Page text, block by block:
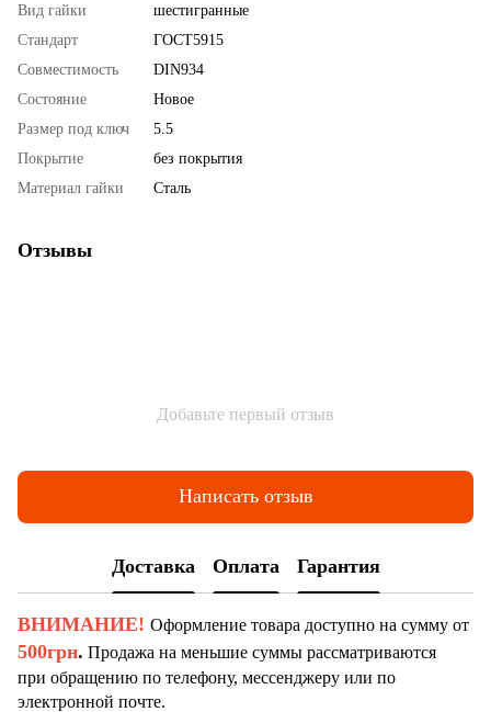
Вид гайки
шестигранные
Стандарт
ГОСТ5915
Совместимость
DIN934
Состояние
Новое
Размер под ключ
5.5
Покрытие
без покрытия
Материал гайки
Сталь
Отзывы
Добавьте первый отзыв
Написать отзыв
Доставка Оплата Гарантия
ВНИМАНИЕ! Оформление товара доступно на сумму от
500грн. Продажа на меньшие суммы рассматриваются
при обращению по телефону, мессенджеру или по
электронной почте.